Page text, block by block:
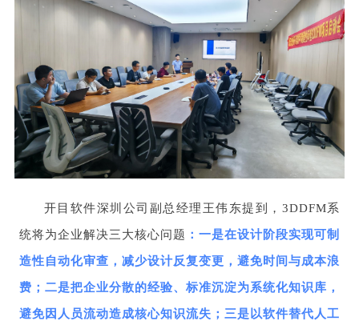
开目软件深圳公司副总经理王伟东提到，3DDFM系
统将为企业解决三大核心问题 ：一是在设计阶段实现可制
造性自动化审查，减少设计反复变更，避免时间与成本浪
费；二是把企业分散的经验、标准沉淀为系统化知识库，
避免因人员流动造成核心知识流失；三是以软件替代人工